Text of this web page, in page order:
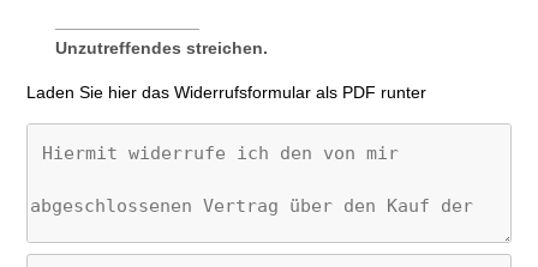
Unzutreffendes streichen.
Laden Sie hier das Widerrufsformular als PDF runter